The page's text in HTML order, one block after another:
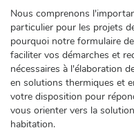
Nous comprenons
particulier pour les projets
pourquoi notre formulaire
faciliter vos démarches et
nécessaires à l'élaboration
en solutions thermiques et
votre disposition pour
vous orienter vers la
habitation.